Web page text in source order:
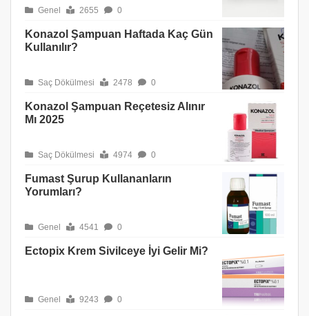
Genel 2655 0
Konazol Şampuan Haftada Kaç Gün
Kullanılır?
Saç Dökülmesi 2478 0
Konazol Şampuan Reçetesiz Alınır
Mı 2025
Saç Dökülmesi 4974 0
Fumast Şurup Kullananların
Yorumları?
Genel 4541 0
Ectopix Krem Sivilceye İyi Gelir Mi?
Genel 9243 0